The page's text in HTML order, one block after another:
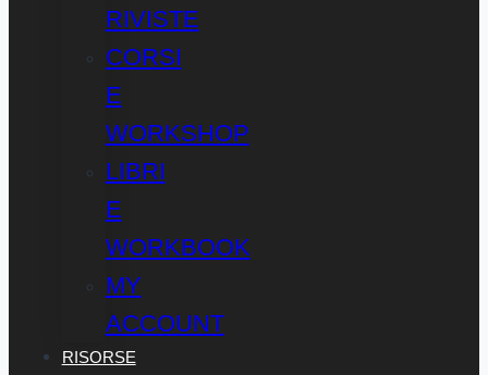
RIVISTE
CORSI
E
WORKSHOP
LIBRI
E
WORKBOOK
MY
ACCOUNT
RISORSE